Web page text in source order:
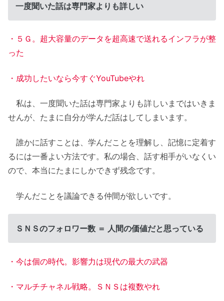
一度聞いた話は専門家よりも詳しい
・５Ｇ。超大容量のデータを超高速で送れるインフラが整
った
・成功したいなら今すぐYouTubeやれ
私は、一度聞いた話は専門家よりも詳しいまではいきま
せんが、たまに自分が学んだ話はしてしまいます。
誰かに話すことは、学んだことを理解し、記憶に定着す
るには一番よい方法です。私の場合、話す相手がいなくい
ので、本当にたまにしかできず残念です。
学んだことを議論できる仲間が欲しいです。
ＳＮＳのフォロワー数 ＝ 人間の価値だと思っている
・今は個の時代。影響力は現代の最大の武器
・マルチチャネル戦略。ＳＮＳは複数やれ